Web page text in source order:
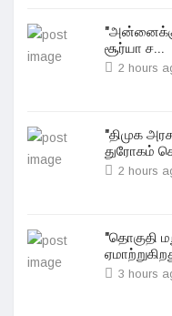
சூர்யா ச...
2 hours
"திமுக
துரோகம்
2 hours
"தொகுதி
3 hours